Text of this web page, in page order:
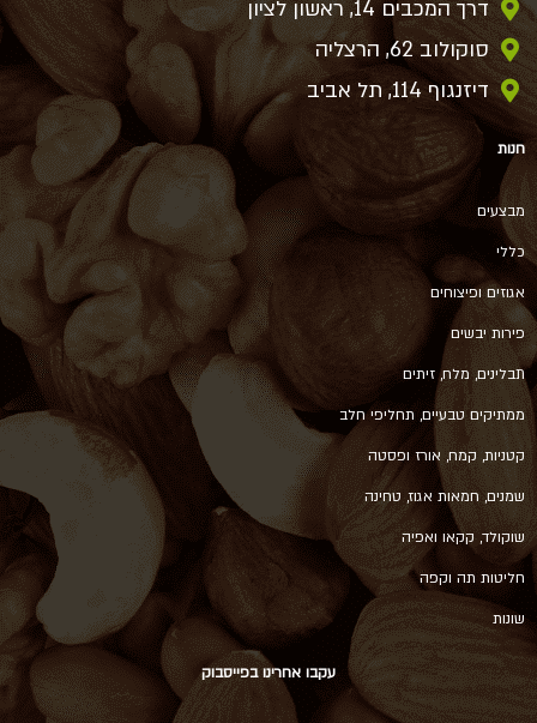
דרך המכבים 14, ראשון לציון
סוקולוב 62, הרצליה
דיזנגוף 114, תל אביב
חנות
מבצעים
כללי
אגוזים ופיצוחים
פירות יבשים
תבלינים, מלח, זיתים
ממתיקים טבעיים, תחליפי חלב
קטניות, קמח, אורז ופסטה
שמנים, חמאות אגוז, טחינה
שוקולד, קקאו ואפיה
חליטות תה וקפה
שונות
עקבו אחרינו בפייסבוק